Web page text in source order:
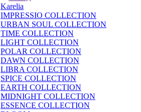
Karelia
IMPRESSIO COLLECTION
URBAN SOUL COLLECTION
TIME COLLECTION
LIGHT COLLECTION
POLAR COLLECTION
DAWN COLLECTION
LIBRA COLLECTION
SPICE COLLECTION
EARTH COLLECTION
MIDNIGHT COLLECTION
ESSENCE COLLECTION